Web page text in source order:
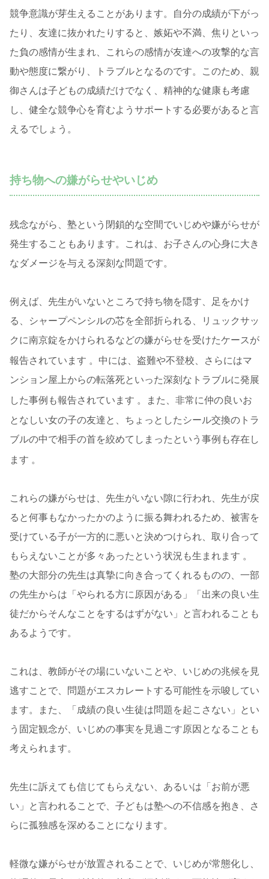
競争意識が芽生えることがあります。自分の成績が下がっ
たり、友達に抜かれたりすると、嫉妬や不満、焦りといっ
た負の感情が生まれ、これらの感情が友達への攻撃的な言
動や態度に繋がり、トラブルとなるのです。このため、親
御さんは子どもの成績だけでなく、精神的な健康も考慮
し、健全な競争心を育むようサポートする必要があると言
えるでしょう。
持ち物への嫌がらせやいじめ
残念ながら、塾という閉鎖的な空間でいじめや嫌がらせが
発生することもあります。これは、お子さんの心身に大き
なダメージを与える深刻な問題です。
例えば、先生がいないところで持ち物を隠す、足をかけ
る、シャープペンシルの芯を全部折られる、リュックサッ
クに南京錠をかけられるなどの嫌がらせを受けたケースが
報告されています 。中には、盗難や不登校、さらにはマ
ンション屋上からの転落死といった深刻なトラブルに発展
した事例も報告されています 。また、非常に仲の良いお
となしい女の子の友達と、ちょっとしたシール交換のトラ
ブルの中で相手の首を絞めてしまったという事例も存在し
ます 。
これらの嫌がらせは、先生がいない隙に行われ、先生が戻
ると何事もなかったかのように振る舞われるため、被害を
受けている子が一方的に悪いと決めつけられ、取り合って
もらえないことが多々あったという状況も生まれます 。
塾の大部分の先生は真摯に向き合ってくれるものの、一部
の先生からは「やられる方に原因がある」「出来の良い生
徒だからそんなことをするはずがない」と言われることも
あるようです。
これは、教師がその場にいないことや、いじめの兆候を見
逃すことで、問題がエスカレートする可能性を示唆してい
ます。また、「成績の良い生徒は問題を起こさない」とい
う固定観念が、いじめの事実を見過ごす原因となることも
考えられます。
先生に訴えても信じてもらえない、あるいは「お前が悪
い」と言われることで、子どもは塾への不信感を抱き、さ
らに孤独感を深めることになります。
軽微な嫌がらせが放置されることで、いじめが常態化し、